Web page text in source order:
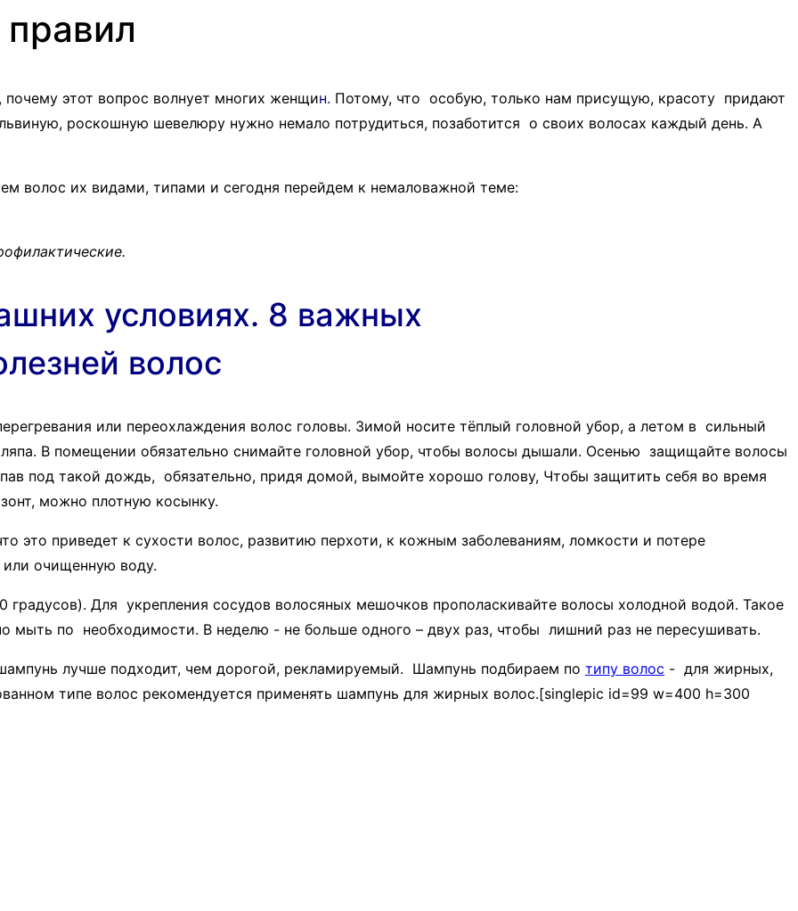
почему этот вопрос волнует многих женщин. Потому, что особую, только нам присущую, красоту придают
роскошную шевелюру нужно немало потрудиться, позаботится о своих волосах каждый день. А
волос их видами, типами и сегодня перейдем к немаловажной теме:
условиях. 8 важных
волос
или переохлаждения волос головы. Зимой носите тёплый головной убор, а летом в сильный
В помещении обязательно снимайте головной убор, чтобы волосы дышали. Осенью защищайте волосы
под такой дождь, обязательно, придя домой, вымойте хорошо голову, Чтобы защитить себя во время
можно плотную косынку.
это приведет к сухости волос, развитию перхоти, к кожным заболеваниям, ломкости и потере
или очищенную воду.
градусов). Для укрепления сосудов волосяных мешочков прополаскивайте волосы холодной водой. Такое
мыть по необходимости. В неделю - не больше одного – двух раз, чтобы лишний раз не пересушивать.
лучше подходит, чем дорогой, рекламируемый. Шампунь подбираем по типу волос - для жирных,
типе волос рекомендуется применять шампунь для жирных волос.[singlepic id=99 w=400 h=300